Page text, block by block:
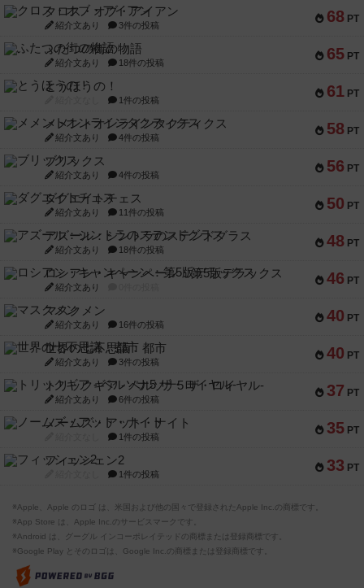
68 PT
クロス・オブ・アイアン
紹介文あり 3件の投稿
65 PT
ふたつの街の物語
紹介文あり 18件の投稿
61 PT
とうほうの！
1件の投稿
58 PT
メメントオンラインタクティクス
紹介文あり 4件の投稿
56 PT
ブリックス
紹介文あり 4件の投稿
50 PT
ダグエイトチェス
紹介文あり 11件の投稿
48 PT
アズール：シントラのステンドグラス
紹介文あり 18件の投稿
46 PT
ロシアン・キャンペーン：第5版デラックス
紹介文あり
40 PT
マスクメン
紹介文あり 16件の投稿
40 PT
世界の七不思議：都市
紹介文あり 3件の投稿
37 PT
トリックギア - ペルソナ5 ザ・ロイヤル-
紹介文あり 6件の投稿
35 PT
ノームズ・アット・ナイト
1件の投稿
33 PT
フィッシェン2
1件の投稿
※Apple、Apple のロゴ は、米国および他の国々で登録されたApple Inc.の商標です。
※App Store は、Apple Inc.のサービスマークです。
※Android は、グーグル インコーポレイテッドの商標または登録商標です。
※Google Play とそのロゴは、Google Inc.の商標または登録商標です。